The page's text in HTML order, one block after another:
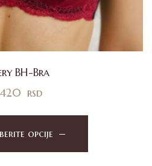
BH-Bra
rsd
opcije